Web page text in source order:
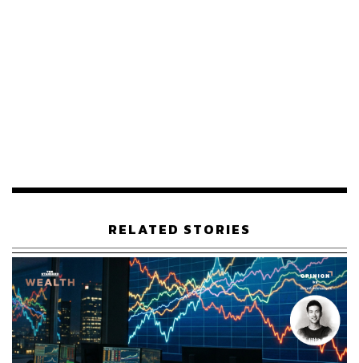
ลดลง 9.5%YoY เนื่องจากค่าตอบแทนพนักงานและค่าล่วง
ยอดขายและค่าใช้จ่ายสาธารณูปโภคลดลง
สำหรับธุรกิจ Cash & Carry (ซึ่ง CPALL ถือหุ้น 93% ใน
MAKRO) โดย MAKRO มีกำไรสุทธิ 2Q63 ที่ 1.2 พันล้านบาท
ทรงตัว YoY แต่ลดลง 30%QoQ เนื่องจากอัตรากำไรที่ดีขึ้น
และอัตราส่วน SG&A ต่อยอดขายที่ลดลง ซึ่งพอช่วยหักล้าง
กับยอดขายสาขาเดิม (SSS) ที่ลดลง 3.6%YoY ได้
RELATED STORIES